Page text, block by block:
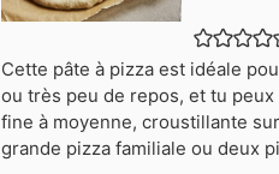
Cette pâte à pizza est idéale
ou très peu de repos, et tu
fine à moyenne, croustillante
grande pizza familiale ou deux